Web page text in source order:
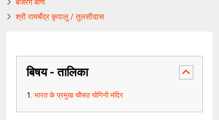
बजरंग बाण
श्री रामचँद्र कृपालु / तुलसीदास
बिषय - तालिका
भारत के प्रमुख चौसठ योगिनी मंदिर